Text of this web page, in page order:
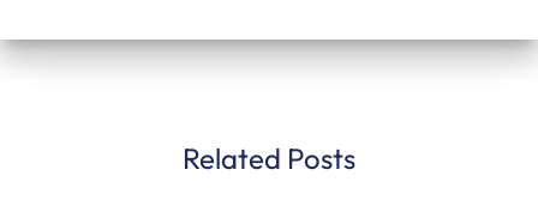
Related Posts